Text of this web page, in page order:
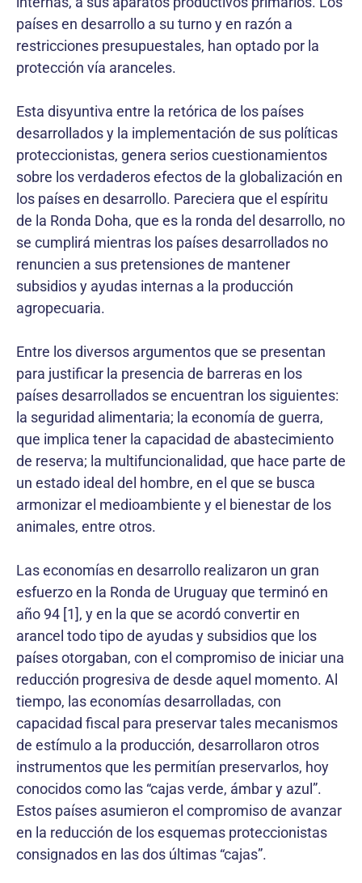
países en desarrollo a su turno y en razón a
restricciones presupuestales, han optado por la
protección vía aranceles.
Esta disyuntiva entre la retórica de los países
desarrollados y la implementación de sus políticas
proteccionistas, genera serios cuestionamientos
sobre los verdaderos efectos de la globalización en
los países en desarrollo. Pareciera que el espíritu
de la Ronda Doha, que es la ronda del desarrollo, no
se cumplirá mientras los países desarrollados no
renuncien a sus pretensiones de mantener
subsidios y ayudas internas a la producción
agropecuaria.
Entre los diversos argumentos que se presentan
para justificar la presencia de barreras en los
países desarrollados se encuentran los siguientes:
la seguridad alimentaria; la economía de guerra,
que implica tener la capacidad de abastecimiento
de reserva; la multifuncionalidad, que hace parte de
un estado ideal del hombre, en el que se busca
armonizar el medioambiente y el bienestar de los
animales, entre otros.
Las economías en desarrollo realizaron un gran
esfuerzo en la Ronda de Uruguay que terminó en
año 94 [1], y en la que se acordó convertir en
arancel todo tipo de ayudas y subsidios que los
países otorgaban, con el compromiso de iniciar una
reducción progresiva de desde aquel momento. Al
tiempo, las economías desarrolladas, con
capacidad fiscal para preservar tales mecanismos
de estímulo a la producción, desarrollaron otros
instrumentos que les permitían preservarlos, hoy
conocidos como las “cajas verde, ámbar y azul”.
Estos países asumieron el compromiso de avanzar
en la reducción de los esquemas proteccionistas
consignados en las dos últimas “cajas”.